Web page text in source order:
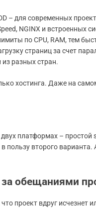
– для современных
NGINX и встроенных
по CPU, RAM, тем
страниц за счет
разных стран.
хостинга. Даже на
платформах – простой
пользу второго
обещаниями
проект вдруг исчезнет